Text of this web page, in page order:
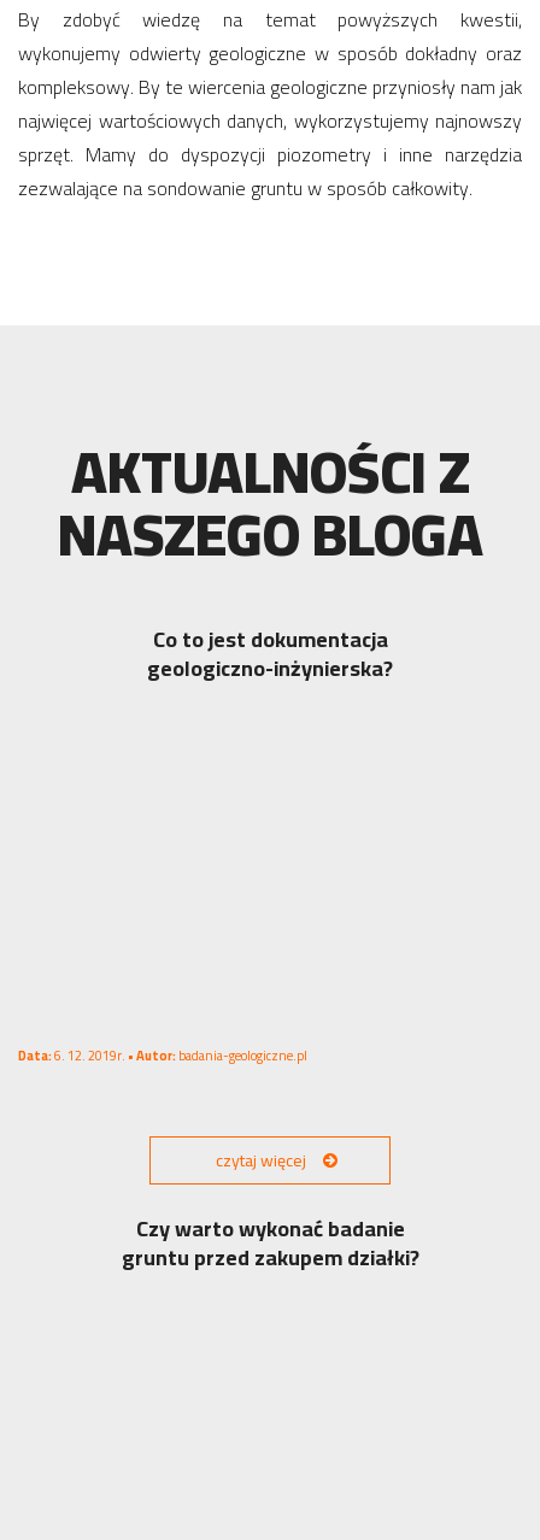
By zdobyć wiedzę na temat powyższych kwestii,
wykonujemy odwierty geologiczne w sposób dokładny oraz
kompleksowy. By te wiercenia geologiczne przyniosły nam jak
najwięcej wartościowych danych, wykorzystujemy najnowszy
sprzęt. Mamy do dyspozycji piozometry i inne narzędzia
zezwalające na sondowanie gruntu w sposób całkowity.
AKTUALNOŚCI Z
NASZEGO BLOGA
Co to jest dokumentacja
geologiczno-inżynierska?
Data:6. 12. 2019r. •Autor:badania-geologiczne.pl
czytaj więcej
Czy warto wykonać badanie
gruntu przed zakupem działki?